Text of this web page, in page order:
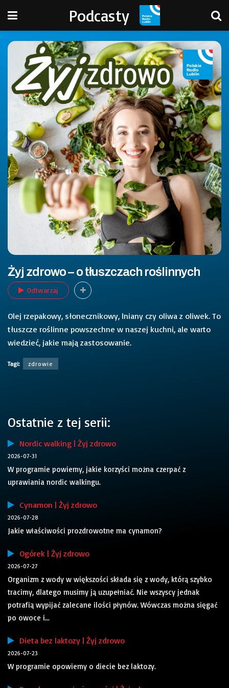
Podcasty
Żyj zdrowo – o tłuszczach roślinnych
Odtwarzaj
Olej rzepakowy, słonecznikowy, lniany czy oliwa z oliwek. To
tłuszcze roślinne powszechne w naszej kuchni, ale warto
wiedzieć, jakie mają zastosowanie.
Tagi: zdrowie
Ostatnie z tej serii:
Nordic walking | Żyj zdrowo
2026-07-31
W programie powiemy, jakie korzyści można czerpać z
uprawiania nordic walkingu.
Cynamon | Żyj zdrowo
2026-07-28
Jakie właściwości prozdrowotne ma cynamon?
Ogórek | Żyj zdrowo
2026-07-27
Organizm z wody w większości składa się z wody, którą szybko
tracimy, dlatego musimy ją uzupełniać. Nie wszyscy jednak
potrafią wypijać zalecane ilości płynów. Wówczas można sięgać
po owoce i...
Dieta bez laktozy | Żyj zdrowo
2026-07-23
W programie opowiemy o diecie bez laktozy.